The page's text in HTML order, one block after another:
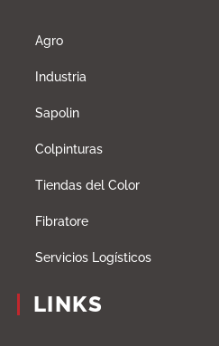
Agro
Industria
Sapolin
Colpinturas
Tiendas del Color
Fibratore
Servicios Logísticos
LINKS